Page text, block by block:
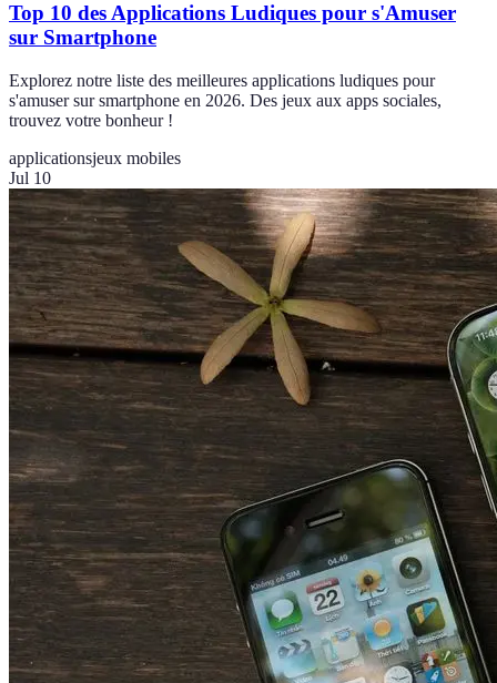
Top 10 des Applications Ludiques pour s'Amuser
sur Smartphone
Explorez notre liste des meilleures applications ludiques pour
s'amuser sur smartphone en 2026. Des jeux aux apps sociales,
trouvez votre bonheur !
applicationsjeux mobiles
Jul 10